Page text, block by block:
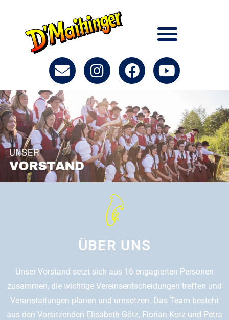
ÜBER UNS
Unser Vorstand setzt sich aus 16 engagierten Personen
zusammen, die wichtige Vereinsentscheidungen treffen und
Veranstaltungen planen und umsetzen. Das Team besteht
aus den Vorsitzenden Elisabeth Götz, Florian Kotz und Petra